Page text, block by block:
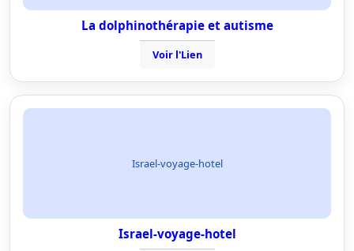
La dolphinothérapie et autisme
Voir l'Lien
Israel-voyage-hotel
Israel-voyage-hotel